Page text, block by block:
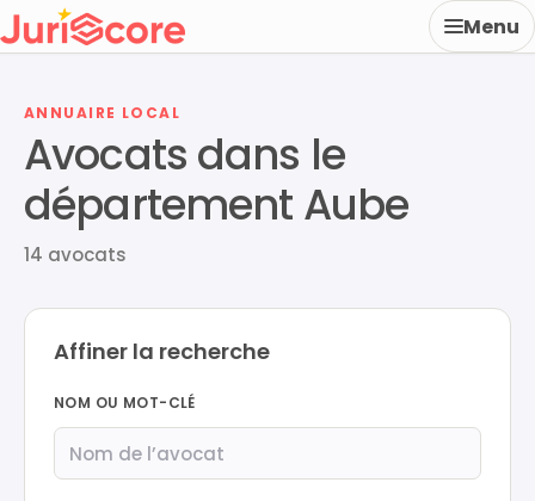
Menu
ANNUAIRE LOCAL
Avocats dans le
département Aube
14 avocats
Affiner la recherche
NOM OU MOT-CLÉ